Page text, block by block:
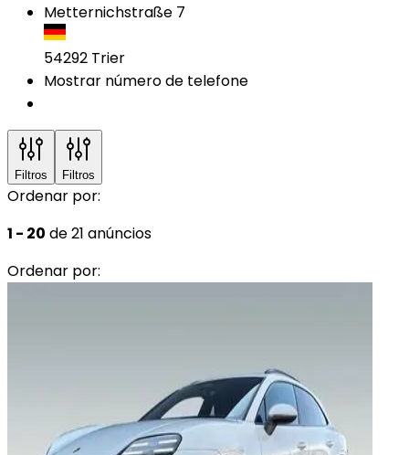
Metternichstraße 7
54292 Trier
Mostrar número de telefone
Filtros Filtros
Ordenar por:
1 - 20 de 21 anúncios
Ordenar por: